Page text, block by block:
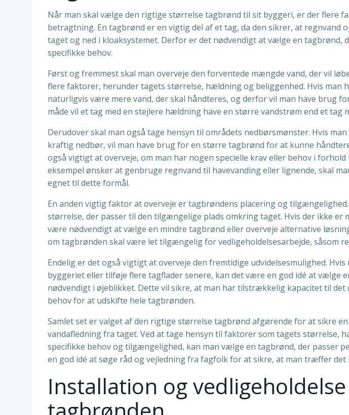
Når man skal vælge den rigtige størrelse tagbrønd til sit byggeri, er der flere
betragtning. En tagbrønd er en vigtig del af et tag, da den sikrer, at regnvand
taget og ned i kloaksystemet. Derfor er det nødvendigt at vælge en tagbrønd,
specifikke behov.
Først og fremmest skal man overveje den forventede mængde vand, der vil
flere faktorer, herunder tagets størrelse, hældning og beliggenhed. Hvis man
naturligvis være mere vand, der skal håndteres, og derfor vil man have brug
måde vil et tag med en stejlere hældning have en større vandstrøm end et tag
Derudover skal man også tage hensyn til områdets nedbørsmønster. Hvis
kraftig nedbør, vil man have brug for en større tagbrønd for at kunne
også vigtigt at overveje, om man har nogen specielle krav eller behov i
eksempel ønsker at genbruge regnvand til havevanding eller lignende, skal
egnet til dette formål.
En anden vigtig faktor at overveje er tagbrøndens placering og
størrelse, der passer til den tilgængelige plads omkring taget. Hvis der ikke er
være nødvendigt at vælge en mindre tagbrønd eller overveje alternative
om tagbrønden skal være let tilgængelig for vedligeholdelsesarbejde, såsom
Endelig er det også vigtigt at overveje den fremtidige udvidelsesmulighed.
byggeriet eller tilføje flere tagflader senere, kan det være en god idé at vælge
nødvendigt i øjeblikket. Dette vil sikre, at man har tilstrækkelig kapacitet til det
behov for at udskifte hele tagbrønden.
Samlet set er valget af den rigtige størrelse tagbrønd afgørende for at sikre
vandafledning fra taget. Ved at tage hensyn til faktorer som tagets størrelse,
specifikke behov og tilgængelighed, kan man vælge en tagbrønd, der passer
en god idé at søge råd og vejledning fra fagfolk for at sikre, at man træffer det
Installation og